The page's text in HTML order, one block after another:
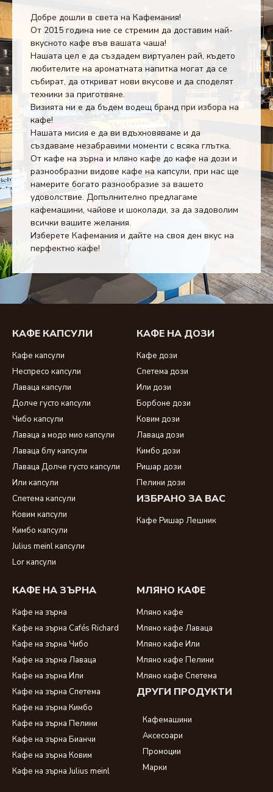
Добре дошли в света на Кафемания!
От 2015 година ние се стремим да доставим най-
вкусното кафе във вашата чаша!
Нашата цел е да създадем виртуален рай, където
любителите на ароматната напитка могат да се
събират, да откриват нови вкусове и да споделят
техники за приготвяне.
Визията ни е да бъдем водещ бранд при избора на
кафе!
Нашата мисия е да ви вдъхновяваме и да
създаваме незабравими моменти с всяка глътка.
От кафе на зърна и мляно кафе до кафе на дози и
разнообразни видове кафе на капсули, при нас ще
намерите богато разнообразие за вашето
удоволствие. Допълнително предлагаме
кафемашини, чайове и шоколади, за да задоволим
всички вашите желания.
Изберете Кафемания и дайте на своя ден вкус на
перфектно кафе!
КАФЕ КАПСУЛИ
Кафе капсули
Неспресо капсули
Лаваца капсули
Долче густо капсули
Чибо капсули
Лаваца а модо мио капсули
Лаваца блу капсули
Лаваца Долче густо капсули
Или капсули
Спетема капсули
Ковим капсули
Кимбо капсули
Julius meinl капсули
Lor капсули
КАФЕ НА ДОЗИ
Кафе дози
Спетема дози
Или дози
Борбоне дози
Ковим дози
Лаваца дози
Кимбо дози
Ришар дози
Пелини дози
ИЗБРАНО ЗА ВАС
Кафе Ришар Лешник
КАФЕ НА ЗЪРНА
Кафе на зърна
Kафе на зърна Cafés Richard
Кафе на зърна Чибо
Кафе на зърна Лаваца
Кафе на зърна Или
Кафе на зърна Спетема
Кафе на зърна Кимбо
Кафе на зърна Пелини
Кафе на зърна Бианчи
Кафе на зърна Ковим
Кафе на зърна Julius meinl
МЛЯНО КАФЕ
Мляно кафе
Мляно кафе Лаваца
Мляно кафе Или
Мляно кафе Пелини
Мляно кафе Спетема
ДРУГИ ПРОДУКТИ
Кафемашини
Аксесоари
Промоции
Марки